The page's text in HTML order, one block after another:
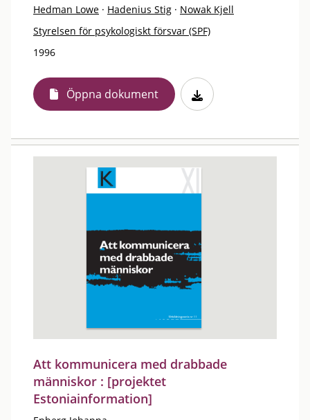
Hedman Lowe · Hadenius Stig · Nowak Kjell
Styrelsen för psykologiskt försvar (SPF)
1996
Öppna dokument
Att kommunicera med drabbade
människor : [projektet
Estoniainformation]